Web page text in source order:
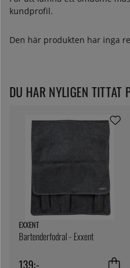
kundprofil.
Den här produkten har inga
DU HAR NYLIGEN TITTAT
EXXENT
Bartenderfodral - Exxent
139:-